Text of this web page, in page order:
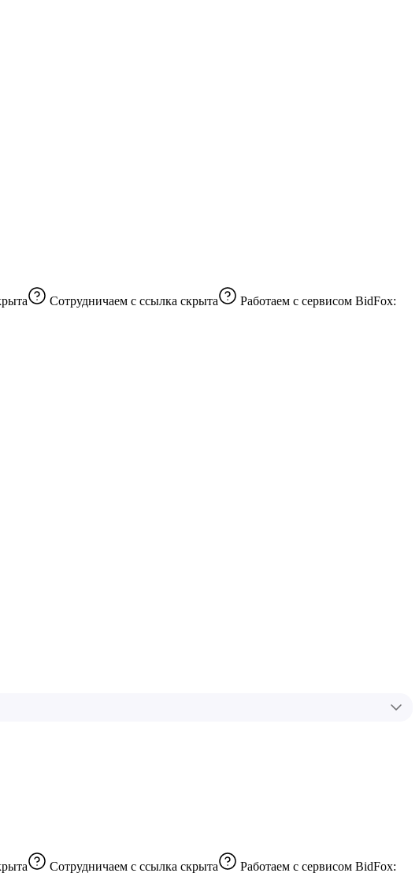
Сотрудничаем с ссылка скрыта
Работаем с сервисом BidFox:
Сотрудничаем с ссылка скрыта Работаем с сервисом BidFox: